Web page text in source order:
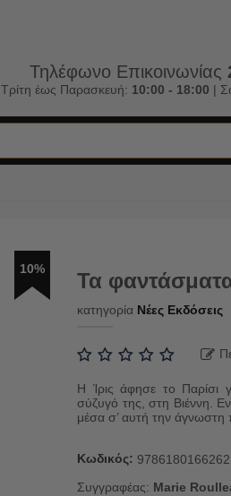
Τηλέφωνο Επικοινωνίας
Τρίτη έως Παρασκευή: 10:00 - 18:00 |
10% Τα
κατηγορία Νέες Εκδόσεις
Η Ίρις άφησε το Παρίσι
σύζυγό της, στη Βιέννη.
μέσα σ’ αυτή την άγνωστη
Κωδικός: 9786180166262
Συγγραφέας: Marie